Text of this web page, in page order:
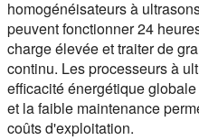
homogénéisateurs à
peuvent fonctionner 24
charge élevée et traiter de
continu. Les processeurs à
efficacité énergétique
et la faible maintenance
coûts d'exploitation.